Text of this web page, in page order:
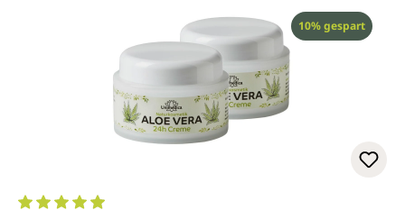
Rabatt
10% gespart